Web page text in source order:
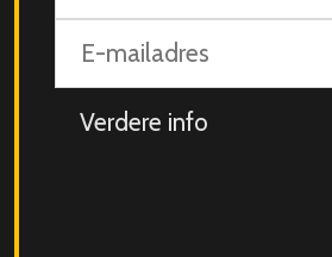
mailadres
Aanvullende
info